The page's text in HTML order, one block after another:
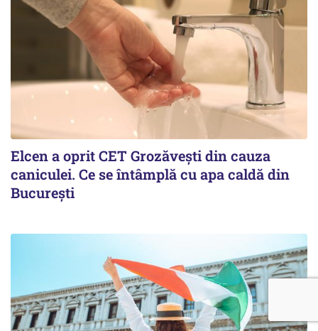
Elcen a oprit CET Grozăvești din cauza
caniculei. Ce se întâmplă cu apa caldă din
București